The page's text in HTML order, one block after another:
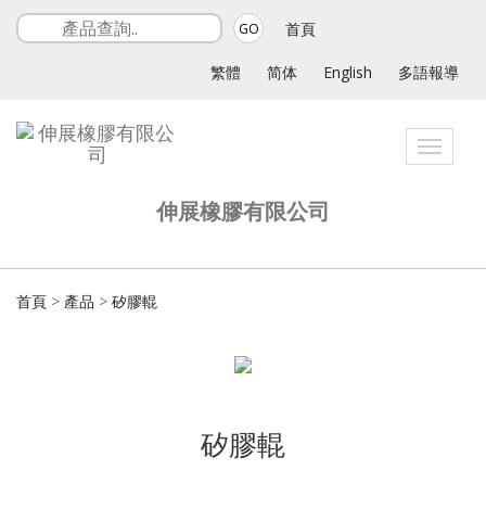
GO 首頁
繁體 简体 English 多語報導
Toggle
伸展橡膠有限公司
首頁 > 產品 > 矽膠輥
矽膠輥